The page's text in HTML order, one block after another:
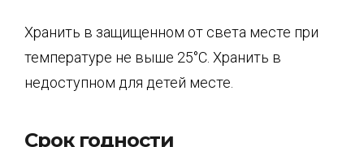
Хранить в защищенном от света месте при
температуре не выше 25°С. Хранить в
недоступном для детей месте.
Срок годности